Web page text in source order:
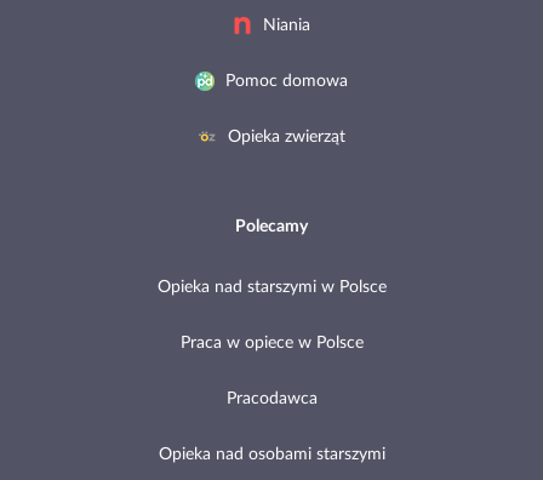
Niania
Pomoc domowa
Opieka zwierząt
Polecamy
Opieka nad starszymi w Polsce
Praca w opiece w Polsce
Pracodawca
Opieka nad osobami starszymi